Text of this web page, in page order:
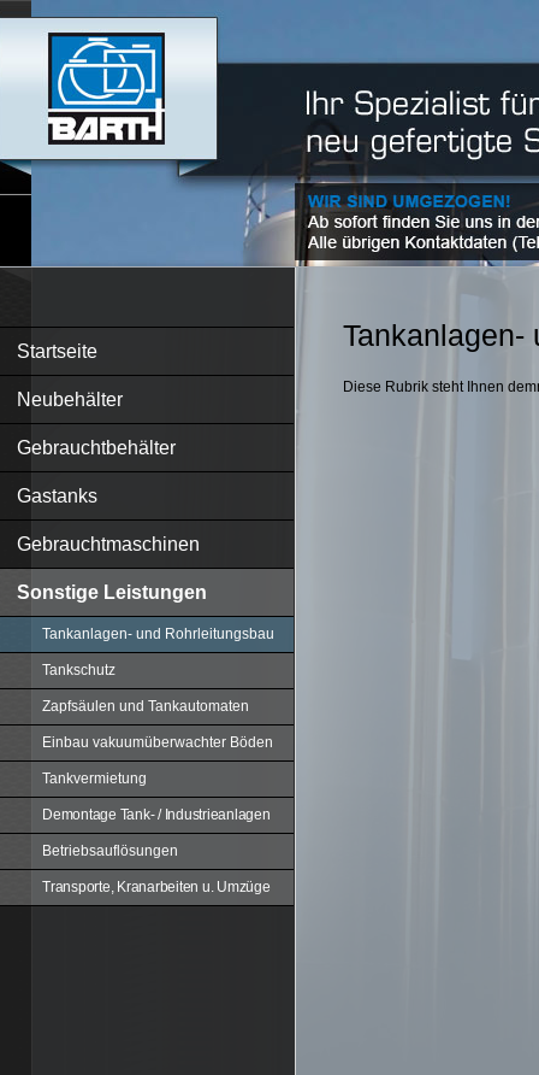
Startseite
Neubehälter
Gebrauchtbehälter
Gastanks
Gebrauchtmaschinen
Sonstige Leistungen
Tankanlagen- und Rohrleitungsbau
Tankschutz
Zapfsäulen und Tankautomaten
Einbau vakuumüberwachter Böden
Tankvermietung
Demontage Tank- / Industrieanlagen
Betriebsauflösungen
Transporte, Kranarbeiten u. Umzüge
Tankanlagen-
Diese Rubrik steht Ihnen